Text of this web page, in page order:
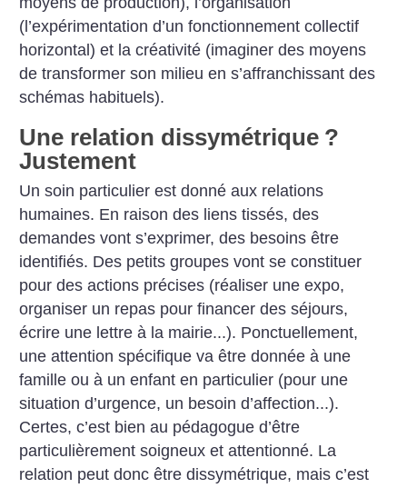
(l’expérimentation d’un fonctionnement ­collectif
horizontal) et la créativité (imaginer des moyens
de transformer son milieu en s’affranchissant des
schémas habituels).
Une relation dissymétrique ?
Justement
Un soin particulier est donné aux relations
humaines. En raison des liens tissés, des
demandes vont s’exprimer, des besoins être
identifiés. Des petits groupes vont se constituer
pour des actions précises (réaliser une expo,
organiser un repas pour financer des séjours,
écrire une lettre à la mairie...). Ponctuellement,
une attention spécifique va être donnée à une
famille ou à un enfant en particulier (pour une
situation d’urgence, un besoin d’affection...).
Certes, c’est bien au pédagogue d’être
particulièrement soigneux et attentionné. La
relation peut donc être dissymétrique, mais c’est